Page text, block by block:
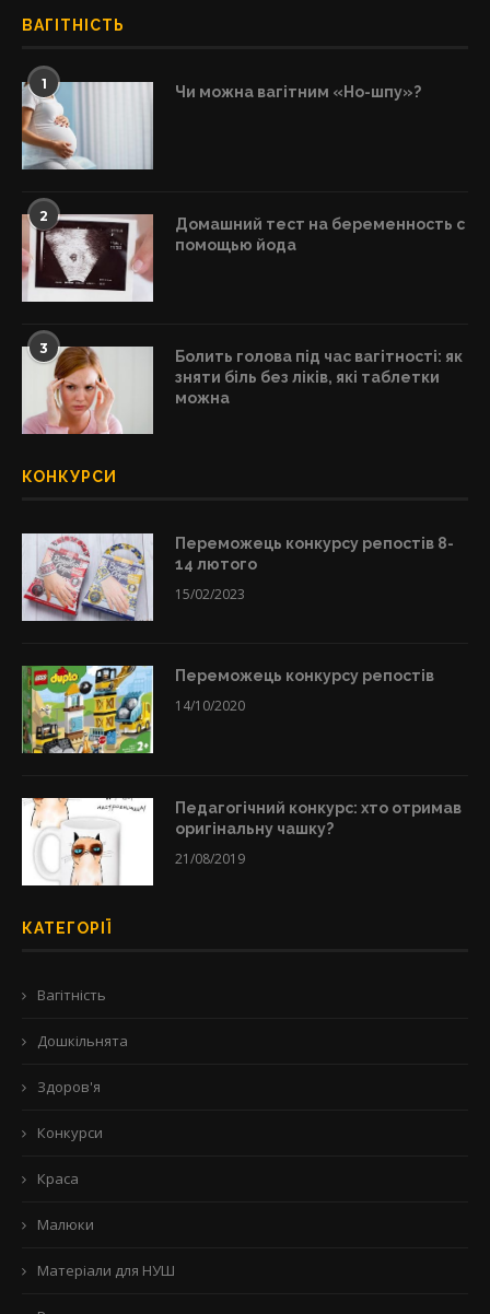
ВАГІТНІСТЬ
1 Чи можна вагітним «Но-шпу»?
2
Домашний тест на беременность с
помощью йода
3
Болить голова під час вагітності: як
зняти біль без ліків, які таблетки
можна
КОНКУРСИ
Переможець конкурсу репостів 8-
14 лютого
15/02/2023
Переможець конкурсу репостів
14/10/2020
Педагогічний конкурс: хто отримав
оригінальну чашку?
21/08/2019
КАТЕГОРІЇ
Вагітність
Дошкільнята
Здоров'я
Конкурси
Краса
Малюки
Матеріали для НУШ